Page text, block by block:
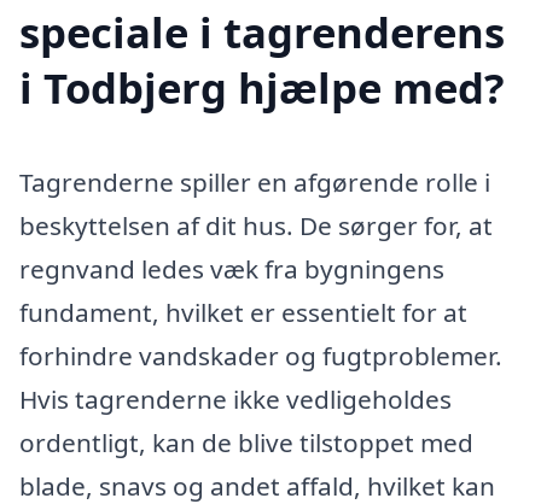
speciale i tagrenderens
i Todbjerg hjælpe med?
Tagrenderne spiller en afgørende rolle i
beskyttelsen af dit hus. De sørger for, at
regnvand ledes væk fra bygningens
fundament, hvilket er essentielt for at
forhindre vandskader og fugtproblemer.
Hvis tagrenderne ikke vedligeholdes
ordentligt, kan de blive tilstoppet med
blade, snavs og andet affald, hvilket kan